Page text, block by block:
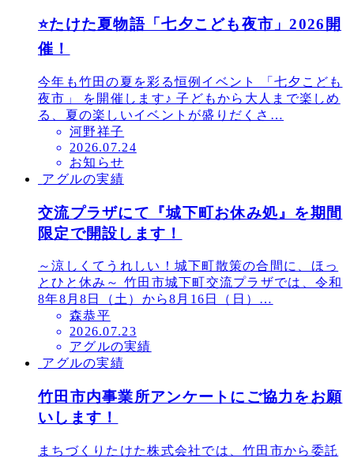
⭐たけた夏物語「七夕こども夜市」2026開
催！
今年も竹田の夏を彩る恒例イベント 「七夕こども
夜市」 を開催します♪ 子どもから大人まで楽しめ
る、夏の楽しいイベントが盛りだくさ…
河野祥子
投
稿
日
2026.07.24
お知らせ
アグルの実績
交流プラザにて『城下町お休み処』を期間
限定で開設します！
～涼しくてうれしい！城下町散策の合間に、ほっ
とひと休み～ 竹田市城下町交流プラザでは、令和
8年8月8日（土）から8月16日（日）…
森恭平
投
稿
日
2026.07.23
アグルの実績
アグルの実績
竹田市内事業所アンケートにご協力をお願
いします！
まちづくりたけた株式会社では、竹田市から委託